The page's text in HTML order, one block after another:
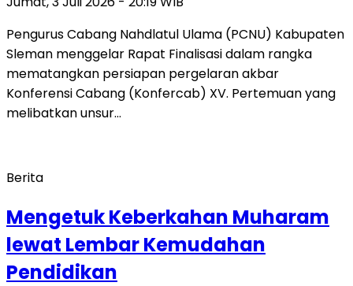
Pengurus Cabang Nahdlatul Ulama (PCNU) Kabupaten
Sleman menggelar Rapat Finalisasi dalam rangka
mematangkan persiapan pergelaran akbar
Konferensi Cabang (Konfercab) XV. Pertemuan yang
melibatkan unsur…
Berita
Mengetuk Keberkahan Muharam
lewat Lembar Kemudahan
Pendidikan